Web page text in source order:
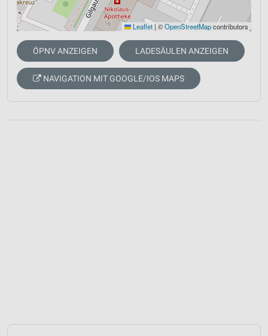
Leaflet | ©OpenStreetMapcontributors
ÖPNV ANZEIGEN LADESÄULEN ANZEIGEN
NAVIGATION MIT GOOGLE/IOS MAPS